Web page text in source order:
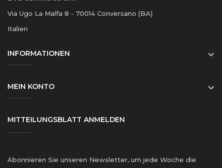
Via Ugo La Malfa 8 - 70014 Conversano (BA)
Italien
INFORMATIONEN 
MEIN KONTO 
MITTEILUNGSBLATT ANMELDEN
Abonnieren Sie unseren Newsletter, um jede Woche die